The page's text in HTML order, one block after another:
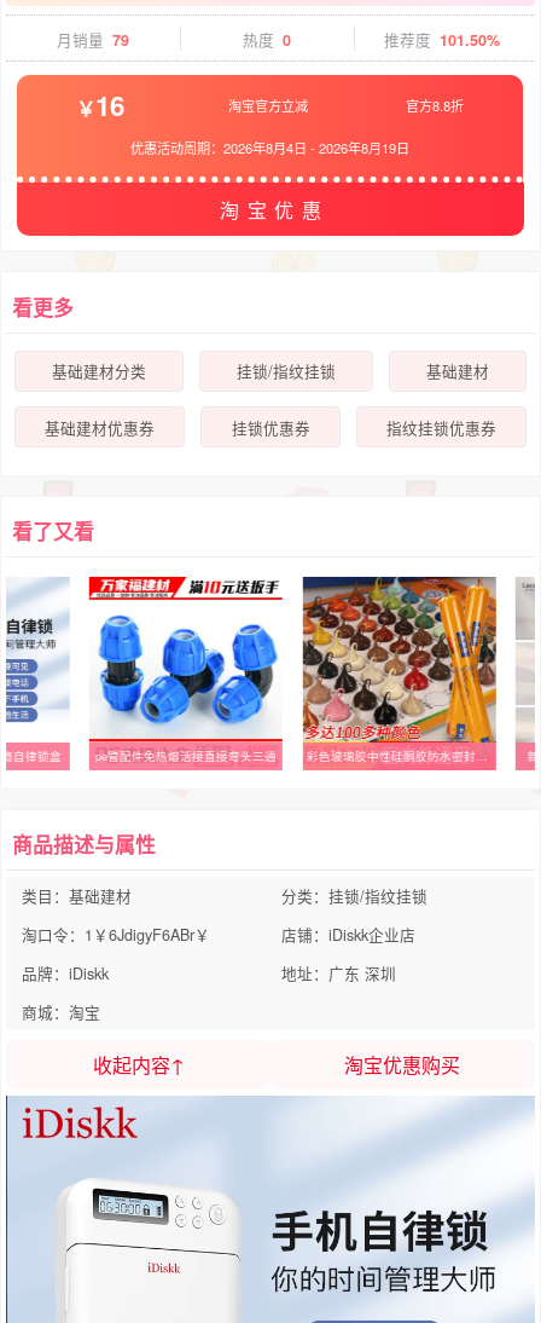
月销量 79 热度 0 推荐度 101.50%
16 淘宝官方立减 官方8.8折
优惠活动周期：2026年8月4日 -2026年8月19日
淘宝优惠
看更多
基础建材分类 挂锁/指纹挂锁 基础建材
基础建材优惠券 挂锁优惠券 指纹挂锁优惠券
看了又看
自律锁盒 pe管配件免热熔活接直接弯头三通 彩色玻璃胶中性硅酮胶防水密封胶防霉强力结构胶门窗外墙建筑专用
商品描述与属性
类目：基础建材
分类：挂锁/指纹挂锁
淘口令：1￥6JdigyF6ABr￥
店铺：iDiskk企业店
品牌：iDiskk
地址：广东 深圳
商城：淘宝
收起内容↑ 淘宝优惠购买